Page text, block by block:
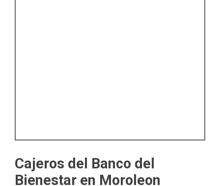
Cajeros del Banco del
Bienestar en Moroleon